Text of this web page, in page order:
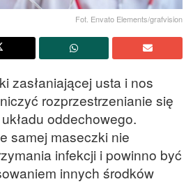
Fot. Envato Elements/grafvision
zasłaniającej usta i nos
rozprzestrzenianie się
oddechowego.
samej maseczki nie
infekcji i powinno być
innych środków